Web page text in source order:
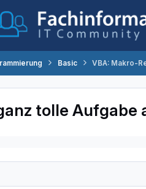
Basic VBA: Makro-
tolle Aufgabe